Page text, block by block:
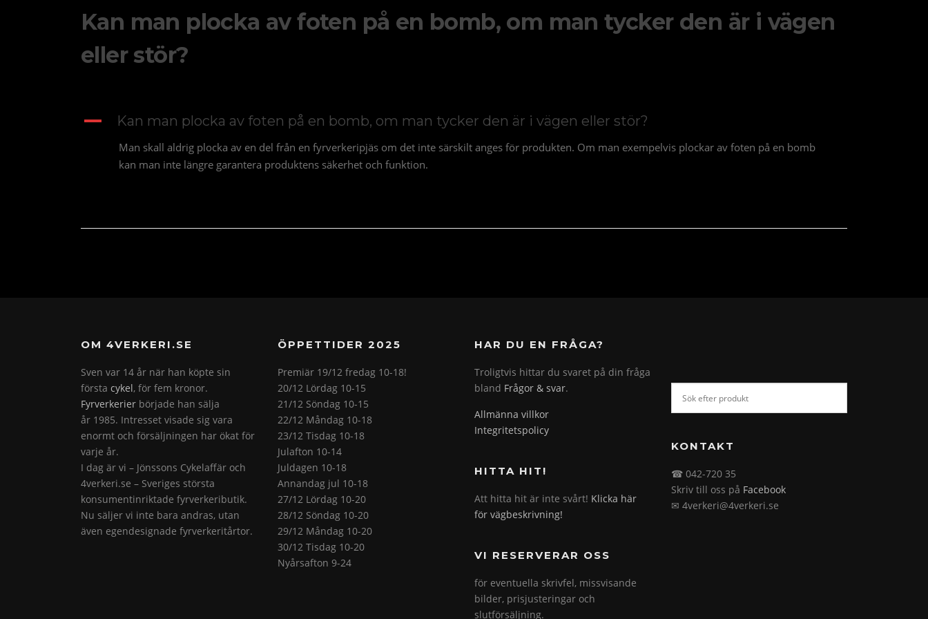
Kan man plocka av foten på en bomb, om man tycker den är i vägen
eller stör?
A Kan man plocka av foten på en bomb, om man tycker den är i vägen eller stör?
Man skall aldrig plocka av en del från en fyrverkeripjäs om det inte särskilt anges för produkten. Om man exempelvis plockar av foten på en bomb
kan man inte längre garantera produktens säkerhet och funktion.
OM 4VERKERI.SE
Sven var 14 år när han köpte sin
första cykel, för fem kronor.
Fyrverkerier började han sälja
år 1985. Intresset visade sig vara
enormt och försäljningen har ökat för
varje år.
I dag är vi – Jönssons Cykelaffär och
4verkeri.se – Sveriges största
konsumentinriktade fyrverkeributik.
Nu säljer vi inte bara andras, utan
även egendesignade fyrverkeritårtor.
ÖPPETTIDER 2025
Premiär 19/12 fredag 10-18!
20/12 Lördag 10-15
21/12 Söndag 10-15
22/12 Måndag 10-18
23/12 Tisdag 10-18
Julafton 10-14
Juldagen 10-18
Annandag jul 10-18
27/12 Lördag 10-20
28/12 Söndag 10-20
29/12 Måndag 10-20
30/12 Tisdag 10-20
Nyårsafton 9-24
HAR DU EN FRÅGA?
Troligtvis hittar du svaret på din fråga
bland Frågor & svar.
Allmänna villkor
Integritetspolicy
HITTA HIT!
Att hitta hit är inte svårt! Klicka här
för vägbeskrivning!
VI RESERVERAR OSS
för eventuella skrivfel, missvisande
bilder, prisjusteringar och
slutförsäljning.
KONTAKT
☎ 042-720 35
Skriv till oss på Facebook
✉ 4verkeri@4verkeri.se